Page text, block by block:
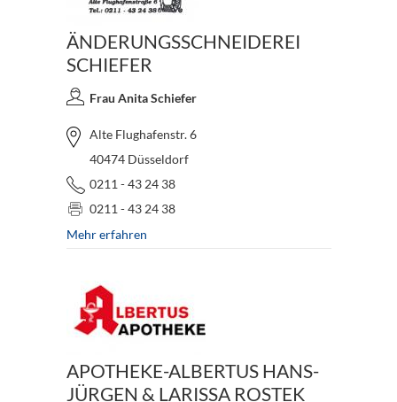
ÄNDERUNGSSCHNEIDEREI
SCHIEFER
Frau Anita Schiefer
Alte Flughafenstr. 6
40474 Düsseldorf
0211 - 43 24 38
0211 - 43 24 38
Mehr erfahren
APOTHEKE-ALBERTUS HANS-
JÜRGEN & LARISSA ROSTEK